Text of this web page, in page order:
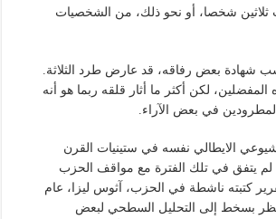
ثلاثين شخصا، أو نحو ذلك، من الشخصيات
شهادة بعض رفاقه، قد عارض طرد الثلاثة.
المفضلين، لكن أكثر ما أثار قلقه ربما هو أنه
في بعض الآراء.
الايطالي نفسه في ستينيات القرن
يتفق في تلك الفترة مع مواقف الحزب
كتبته ناشطة في الحزب، آثوس ليزا، عام
نظر بسخط إلى التحليل السطحي لبعض